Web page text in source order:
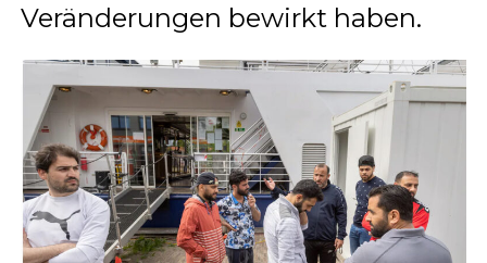
Veränderungen bewirkt haben.